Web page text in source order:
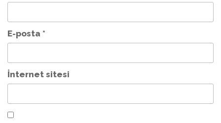
E-posta *
İnternet sitesi